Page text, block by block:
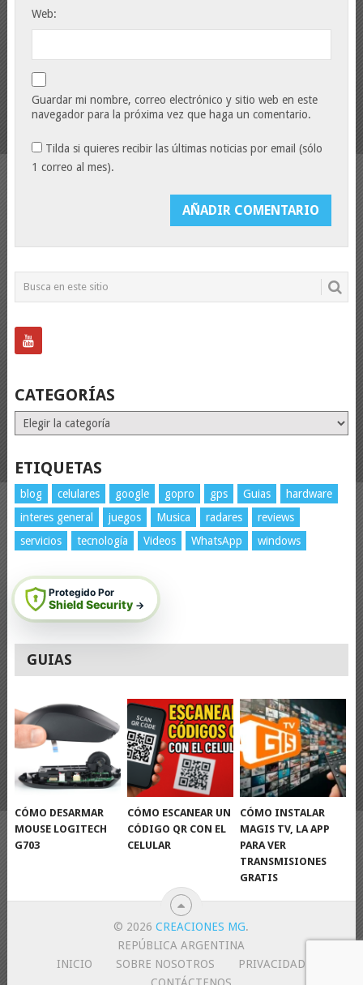
Web:
Guardar mi nombre, correo electrónico y sitio web en este
navegador para la próxima vez que haga un comentario.
Tilda si quieres recibir las últimas noticias por email (sólo
1 correo al mes).
CATEGORÍAS
Categorías
ETIQUETAS
blog celulares google gopro gps Guias
hardware
interes general
juegos Musica radares
reviews
servicios
tecnología Videos WhatsApp windows
Protegido Por
Shield Security →
GUIAS
CÓMO DESARMAR
MOUSE LOGITECH
G703
CÓMO ESCANEAR UN
CÓDIGO QR CON EL
CELULAR
CÓMO INSTALAR
MAGIS TV, LA APP
PARA VER
TRANSMISIONES
GRATIS
© 2026CREACIONES MG.
REPÚBLICA ARGENTINA
INICIO
SOBRE NOSOTROS
PRIVACIDAD